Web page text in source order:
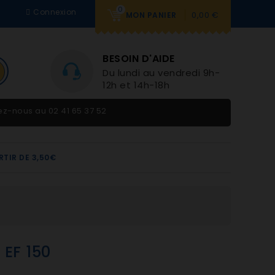
0
MON PANIER 0,00 €
Connexion
BESOIN D'AIDE
Du lundi au vendredi 9h-
12h et 14h-18h
nous au 02 41 65 37 52
DE 3,50€
150